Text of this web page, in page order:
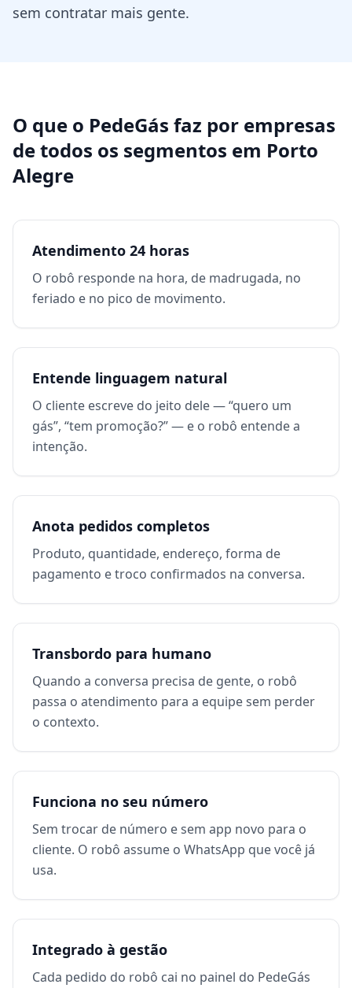
sem contratar mais gente.
O que o PedeGás faz por empresas
de todos os segmentos em Porto
Alegre
Atendimento 24 horas
O robô responde na hora, de madrugada, no
feriado e no pico de movimento.
Entende linguagem natural
O cliente escreve do jeito dele — “quero um
gás”, “tem promoção?” — e o robô entende a
intenção.
Anota pedidos completos
Produto, quantidade, endereço, forma de
pagamento e troco confirmados na conversa.
Transbordo para humano
Quando a conversa precisa de gente, o robô
passa o atendimento para a equipe sem perder
o contexto.
Funciona no seu número
Sem trocar de número e sem app novo para o
cliente. O robô assume o WhatsApp que você já
usa.
Integrado à gestão
Cada pedido do robô cai no painel do PedeGás